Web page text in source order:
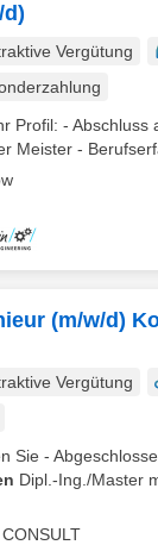
Vergütung
Profil: - Abschluss
Meister -
(m/w/d)
Vergütung
Sie -
Dipl.-Ing./Master